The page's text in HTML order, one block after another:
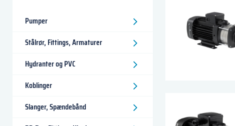
Pumper
Stålrør, Fittings, Armaturer
Hydranter og PVC
Koblinger
Slanger, Spændebånd